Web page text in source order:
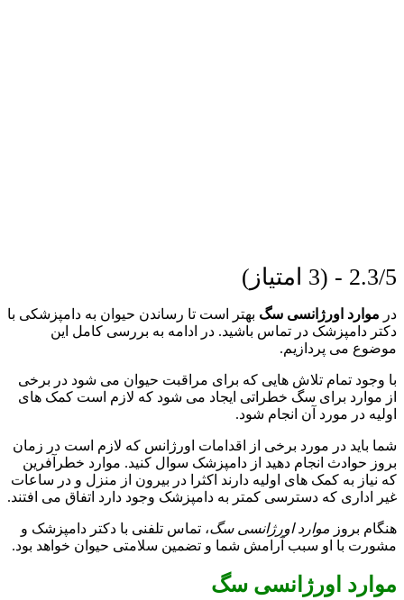
2.3/5 - (3 امتیاز)
در موارد اورژانسی سگ بهتر است تا رساندن حیوان به دامپزشکی با
دکتر دامپزشک در تماس باشید. در ادامه به بررسی کامل این
موضوع می پردازیم.
با وجود تمام تلاش هایی که برای مراقبت حیوان می شود در برخی
از موارد برای سگ خطراتی ایجاد می شود که لازم است کمک های
اولیه در مورد آن انجام شود.
شما باید در مورد برخی از اقدامات اورژانس که لازم است در زمان
بروز حوادث انجام دهید از دامپزشک سوال کنید. موارد خطرآفرین
که نیاز به کمک های اولیه دارند اکثرا در بیرون از منزل و در ساعات
غیر اداری که دسترسی کمتر به دامپزشک وجود دارد اتفاق می افتند.
هنگام بروز موارد اورژانسی سگ، تماس تلفنی با دکتر دامپزشک و
مشورت با او سبب آرامش شما و تضمین سلامتی حیوان خواهد بود.
موارد اورژانسی سگ